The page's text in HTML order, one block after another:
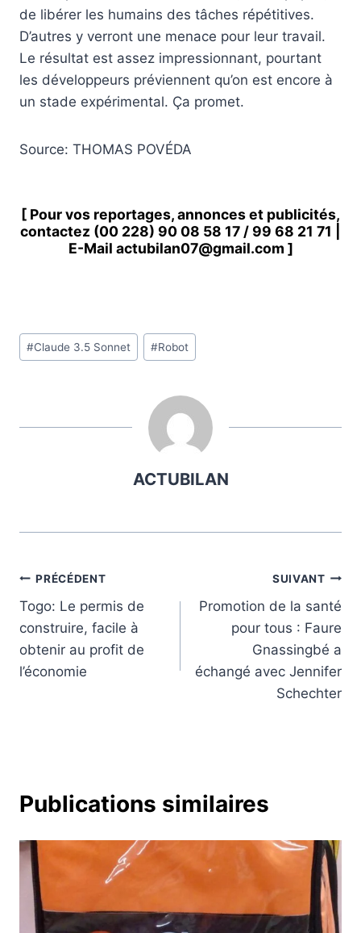
de libérer les humains des tâches répétitives.
D’autres y verront une menace pour leur travail.
Le résultat est assez impressionnant, pourtant
les développeurs préviennent qu’on est encore à
un stade expérimental. Ça promet.
Source: THOMAS POVÉDA
[ Pour vos reportages, annonces et publicités,
contactez (00 228) 90 08 58 17 / 99 68 21 71
E-Mail actubilan07@gmail.com ]
Étiquettes
de
#Claude 3.5 Sonnet #Robot
ACTUBILAN
Navigation
de
l’article
PRÉCÉDENT
Togo: Le permis de
construire, facile à
obtenir au profit de
l’économie
SUIVANT
Promotion de la santé
pour tous : Faure
Gnassingbé a
échangé avec Jennifer
Schechter
Publications similaires